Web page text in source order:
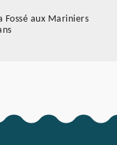
Fossé aux Mariniers